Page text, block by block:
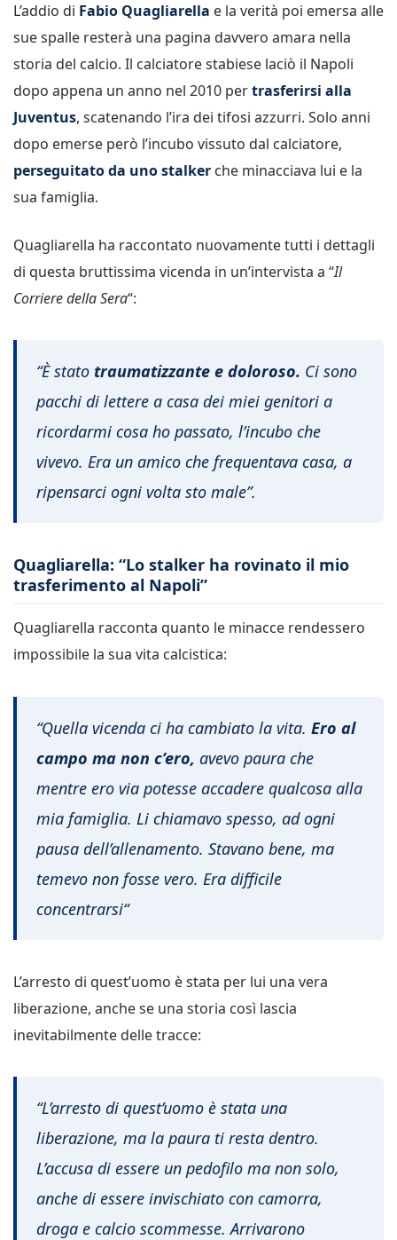
L’addio di Fabio Quagliarella e la verità poi emersa alle
sue spalle resterà una pagina davvero amara nella
storia del calcio. Il calciatore stabiese laciò il Napoli
dopo appena un anno nel 2010 pertrasferirsi alla
Juventus, scatenando l’ira dei tifosi azzurri. Solo anni
dopo emerse però l’incubo vissuto dal calciatore,
perseguitato da uno stalker che minacciava lui e la
sua famiglia.
Quagliarella ha raccontato nuovamente tutti i dettagli
di questa bruttissima vicenda in un’intervista a “Il
Corriere della Sera“:
“È stato traumatizzante e doloroso. Ci sono
pacchi di lettere a casa dei miei genitori a
ricordarmi cosa ho passato, l’incubo che
vivevo. Era un amico che frequentava casa, a
ripensarci ogni volta sto male”.
Quagliarella: “Lo stalker ha rovinato il mio
trasferimento al Napoli”
Quagliarella racconta quanto le minacce rendessero
impossibile la sua vita calcistica:
“Quella vicenda ci ha cambiato la vita. Ero al
campo ma non c’ero, avevo paura che
mentre ero via potesse accadere qualcosa alla
mia famiglia. Li chiamavo spesso, ad ogni
pausa dell’allenamento. Stavano bene, ma
temevo non fosse vero. Era difficile
concentrarsi“
L’arresto di quest’uomo è stata per lui una vera
liberazione, anche se una storia così lascia
inevitabilmente delle tracce:
“L’arresto di quest’uomo è stata una
liberazione, ma la paura ti resta dentro.
L’accusa di essere un pedofilo ma non solo,
anche di essere invischiato con camorra,
droga e calcio scommesse. Arrivarono